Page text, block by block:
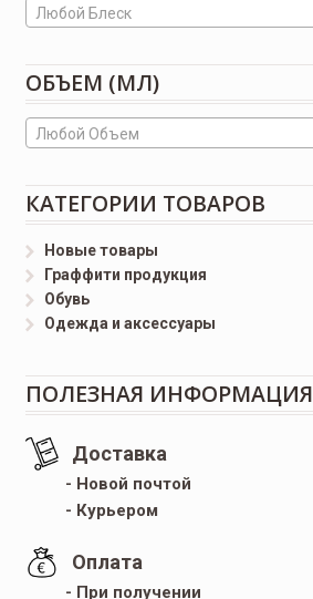
Любой Блеск
ОБЪЕМ (МЛ)
Любой Объем
КАТЕГОРИИ ТОВАРОВ
Новые товары
Граффити продукция
Обувь
Одежда и аксессуары
ПОЛЕЗНАЯ ИНФОРМАЦИЯ
Доставка
- Новой почтой
- Курьером
Оплата
- При получении